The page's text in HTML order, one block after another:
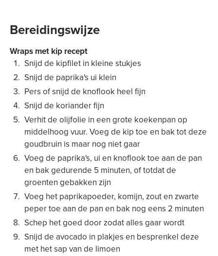
Bereidingswijze
Wraps met kip recept
Snijd de kipfilet in kleine stukjes
Snijd de paprika's ui klein
Pers of snijd de knoflook heel fijn
Snijd de koriander fijn
Verhit de olijfolie in een grote koekenpan op
middelhoog vuur. Voeg de kip toe en bak tot deze
goudbruin is maar nog niet gaar
Voeg de paprika's, ui en knoflook toe aan de pan
en bak gedurende 5 minuten, of totdat de
groenten gebakken zijn
Voeg het paprikapoeder, komijn, zout en zwarte
peper toe aan de pan en bak nog eens 2 minuten
Schep het goed door zodat alles gaar wordt
Snijd de avocado in plakjes en besprenkel deze
met het sap van de limoen